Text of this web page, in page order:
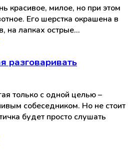
красивое, милое, но при этом
Его шерстка окрашена в
на лапках острые…
разговаривать
только с одной целью –
собеседником. Но не стоит
будет просто слушать